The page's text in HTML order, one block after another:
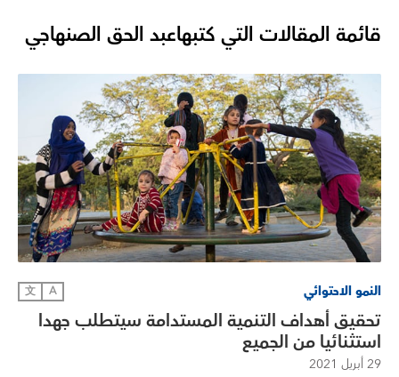
قائمة المقالات التي كتبهاعبد الحق الصنهاجي
النمو الاحتوائي A
文
تحقيق أهداف التنمية المستدامة سيتطلب جهدا
استثنائيا من الجميع
29 أبريل 2021